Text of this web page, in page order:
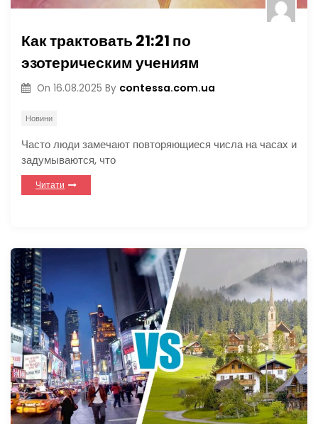
Как трактовать 21:21 по
эзотерическим учениям
On 16.08.2025 By contessa.com.ua
Новини
Часто люди замечают повторяющиеся числа на часах и
задумываются, что
Читати